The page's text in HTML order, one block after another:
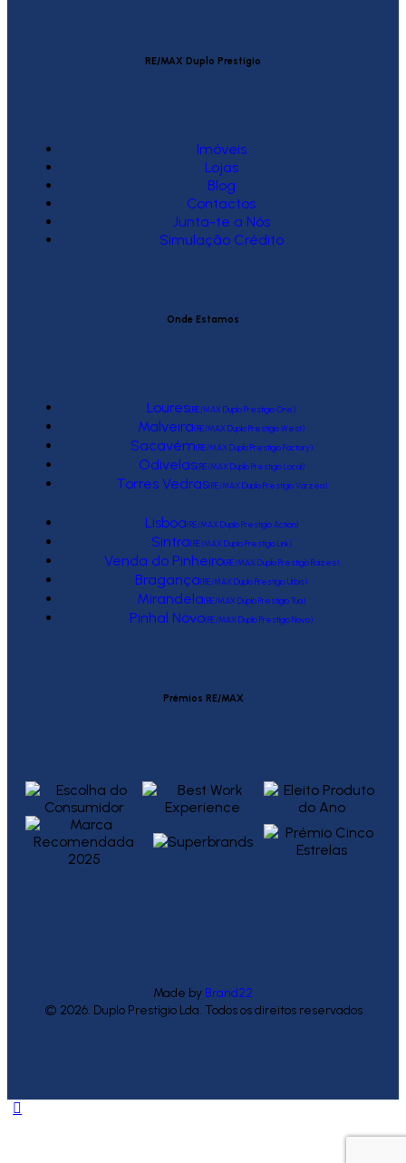
RE/MAX Duplo Prestígio
Imóveis
Lojas
Blog
Contactos
Junta-te a Nós
Simulação Crédito
Onde Estamos
Loures(RE/MAX Duplo Prestígio One)
Malveira(RE/MAX Duplo Prestígio West)
Sacavém(RE/MAX Duplo Prestígio Factory)
Odivelas(RE/MAX Duplo Prestígio Local)
Torres Vedras(RE/MAX Duplo Prestígio Várzea)
Lisboa(RE/MAX Duplo Prestígio Action)
Sintra(RE/MAX Duplo Prestígio Link)
Venda do Pinheiro(RE/MAX Duplo Prestígio Raízes)
Bragança(RE/MAX Duplo Prestígio Urbis)
Mirandela(RE/MAX Duplo Prestígio Tua)
Pinhal Novo(RE/MAX Duplo Prestígio Novo)
Prémios RE/MAX
Made by Brand22
© 2026. Duplo Prestígio Lda. Todos os direitos reservados